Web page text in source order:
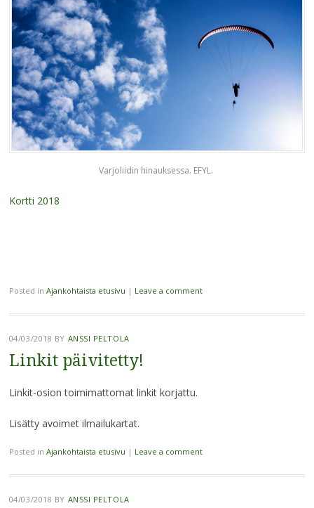
Varjoliidin hinauksessa. EFYL.
Kortti 2018
Posted in Ajankohtaista etusivu | Leave a comment
04/03/2018 BY ANSSI PELTOLA
Linkit päivitetty!
Linkit-osion toimimattomat linkit korjattu.
Lisätty avoimet ilmailukartat.
Posted in Ajankohtaista etusivu | Leave a comment
04/03/2018 BY ANSSI PELTOLA